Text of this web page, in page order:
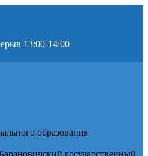
13:00-14:00
образования
государственный